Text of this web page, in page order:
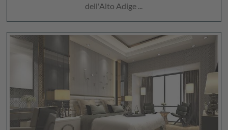
dell'Alto Adige ...